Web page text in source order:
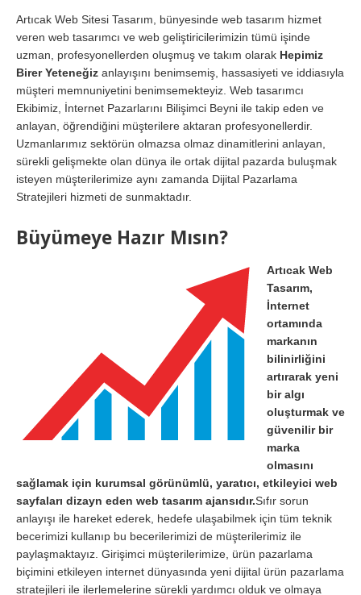
Artıcak Web Sitesi Tasarım, bünyesinde web tasarım hizmet
veren web tasarımcı ve web geliştiricilerimizin tümü işinde
uzman, profesyonellerden oluşmuş ve takım olarak Hepimiz
Birer Yeteneğiz anlayışını benimsemiş, hassasiyeti ve iddiasıyla
müşteri memnuniyetini benimsemekteyiz. Web tasarımcı
Ekibimiz, İnternet Pazarlarını Bilişimci Beyni ile takip eden ve
anlayan, öğrendiğini müşterilere aktaran profesyonellerdir.
Uzmanlarımız sektörün olmazsa olmaz dinamitlerini anlayan,
sürekli gelişmekte olan dünya ile ortak dijital pazarda buluşmak
isteyen müşterilerimize aynı zamanda Dijital Pazarlama
Stratejileri hizmeti de sunmaktadır.
Büyümeye Hazır Mısın?
Artıcak Web
Tasarım,
İnternet
ortamında
markanın
bilinirliğini
artırarak yeni
bir algı
oluşturmak ve
güvenilir bir
marka
olmasını
sağlamak için kurumsal görünümlü, yaratıcı, etkileyici web
sayfaları dizayn eden web tasarım ajansıdır.Sıfır sorun
anlayışı ile hareket ederek, hedefe ulaşabilmek için tüm teknik
becerimizi kullanıp bu becerilerimizi de müşterilerimiz ile
paylaşmaktayız. Girişimci müşterilerimize, ürün pazarlama
biçimini etkileyen internet dünyasında yeni dijital ürün pazarlama
stratejileri ile ilerlemelerine sürekli yardımcı olduk ve olmaya